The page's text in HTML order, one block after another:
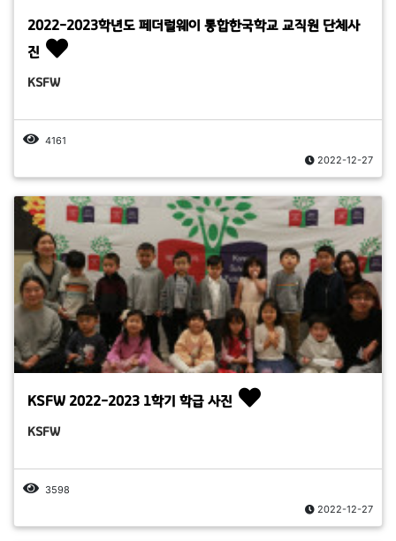
2022-2023학년도 페더럴웨이 통합한국학교 교직원 단체사
진
KSFW
4161
2022-12-27
KSFW 2022-2023 1학기 학급 사진
KSFW
3598
2022-12-27